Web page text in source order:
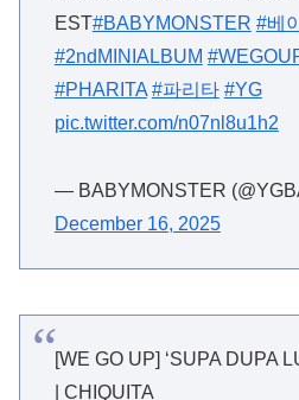
EST#BABYMONSTER #베
#2ndMINIALBUM
#PHARITA #파리타 #YG
pic.twitter.com/n07nl8u1h2
— BABYMONSTER
December 16, 2025
[WE GO UP] ‘SUPA DUPA
| CHIQUITA